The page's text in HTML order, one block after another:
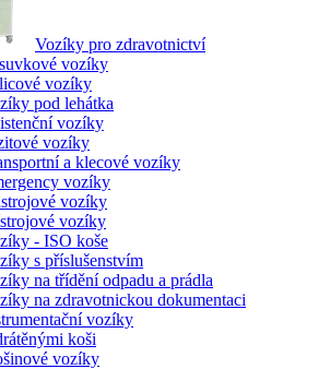
Vozíky pro zdravotnictví
vozíky
vozíky
pod lehátka
vozíky
vozíky
a klecové vozíky
vozíky
vozíky
vozíky
- ISO koše
s příslušenstvím
na třídění odpadu a prádla
na zdravotnickou dokumentaci
vozíky
koši
vozíky